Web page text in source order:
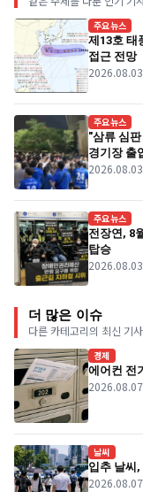
주요뉴스
제13호 태
접근 전망
2026.08.03
주요뉴스
"삼류 심
경기장 출
2026.08.03
주요뉴스
전장연, 8
탑승
2026.08.03
더 많은 이슈
다른 카테고리의 최신 기사
경제
에어컨 전
2026.08.07
날씨
입추 날씨,
2026.08.07